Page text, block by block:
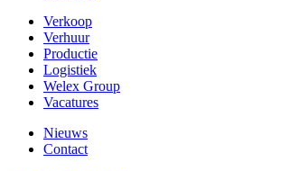
Verkoop
Verhuur
Productie
Logistiek
Welex Group
Vacatures
Nieuws
Contact